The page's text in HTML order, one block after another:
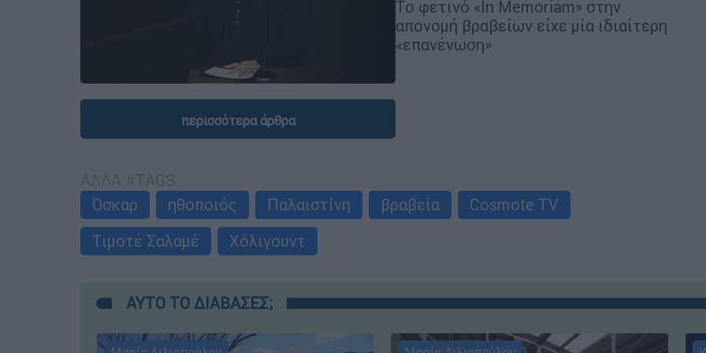
Το φετινό «In Memoriam» στην
απονομή βραβείων είχε μία ιδιαίτερη
«επανένωση»
περισσότερα άρθρα
Όσκαρ
ηθοποιός Παλαιστίνη βραβεία
Cosmote TV
Τιμοτέ Σαλαμέ
Χόλιγουντ
ΑΥΤΟ ΤΟ ΔΙΑΒΑΣΕΣ;